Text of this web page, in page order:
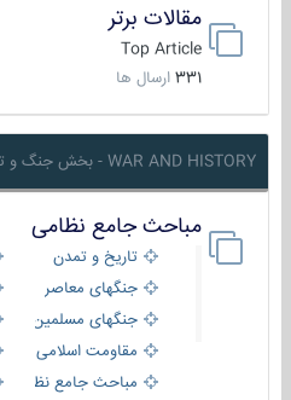
مقالات برتر
Top Article
331 ارسال ها
WAR AND HISTORY - بخش جنگ و تاریخ
مباحث جامع نظامی
تاریخ و تمدن
جنگهای معاصر
جنگهای مسلمین
مقاومت اسلامی
مباحث جامع نظامی